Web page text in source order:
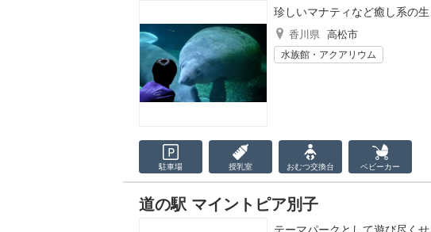
珍しいマナティなど癒し系の
香川県 高松市
水族館・アクアリウム
駐車場 授乳室 おむつ交換台 ベビーカー
道の駅 マイントピア別子